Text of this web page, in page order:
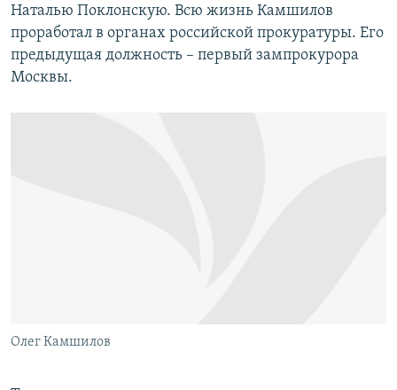
Наталью Поклонскую. Всю жизнь Камшилов
проработал в органах российской прокуратуры. Его
предыдущая должность – первый зампрокурора
Москвы.
Олег Камшилов